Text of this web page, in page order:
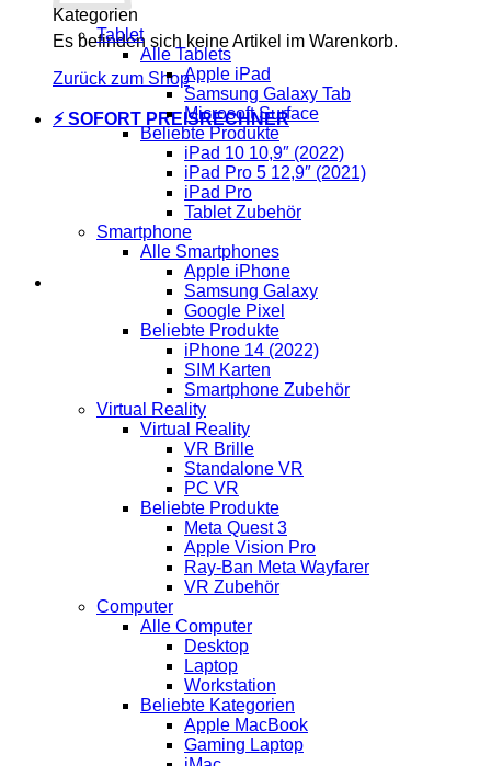
Es befinden sich keine Artikel im Warenkorb.
Zurück zum Shop
⚡ SOFORT PREISRECHNER
Kategorien
Tablet
Alle Tablets
Apple iPad
Samsung Galaxy Tab
Microsoft Surface
Beliebte Produkte
iPad 10 10,9″ (2022)
iPad Pro 5 12,9″ (2021)
iPad Pro
Tablet Zubehör
Smartphone
Alle Smartphones
Apple iPhone
Samsung Galaxy
Google Pixel
Beliebte Produkte
iPhone 14 (2022)
SIM Karten
Smartphone Zubehör
Virtual Reality
Virtual Reality
VR Brille
Standalone VR
PC VR
Beliebte Produkte
Meta Quest 3
Apple Vision Pro
Ray-Ban Meta Wayfarer
VR Zubehör
Computer
Alle Computer
Desktop
Laptop
Workstation
Beliebte Kategorien
Apple MacBook
Gaming Laptop